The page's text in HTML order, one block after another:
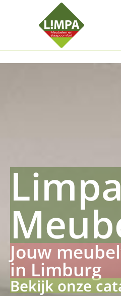
Anhangerma Sommersch
Limpa
Jouw
in Limburg
Bekijk onze